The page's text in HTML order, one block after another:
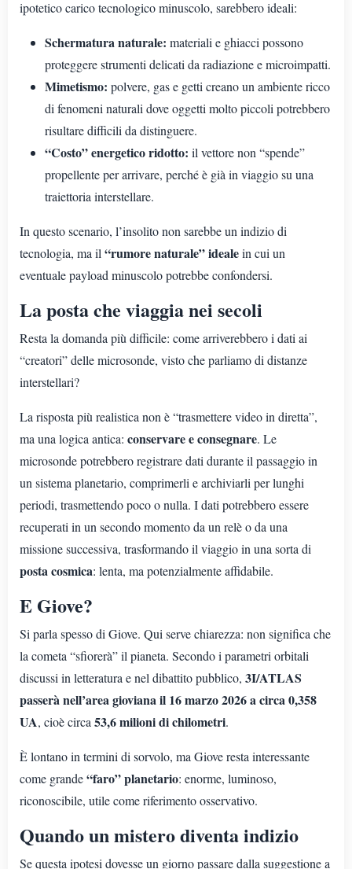
ipotetico carico tecnologico minuscolo, sarebbero ideali:
Schermatura naturale: materiali e ghiacci possono
proteggere strumenti delicati da radiazione e microimpatti.
Mimetismo: polvere, gas e getti creano un ambiente ricco
di fenomeni naturali dove oggetti molto piccoli potrebbero
risultare difficili da distinguere.
“Costo” energetico ridotto: il vettore non “spende”
propellente per arrivare, perché è già in viaggio su una
traiettoria interstellare.
In questo scenario, l’insolito non sarebbe un indizio di
tecnologia, ma il “rumore naturale” idealein cui un
eventuale payload minuscolo potrebbe confondersi.
La posta che viaggia nei secoli
Resta la domanda più difficile: come arriverebbero i dati ai
“creatori” delle microsonde, visto che parliamo di distanze
interstellari?
La risposta più realistica non è “trasmettere video in diretta”,
ma una logica antica: conservare e consegnare. Le
microsonde potrebbero registrare dati durante il passaggio in
un sistema planetario, comprimerli e archiviarli per lunghi
periodi, trasmettendo poco o nulla. I dati potrebbero essere
recuperati in un secondo momento da un relè o da una
missione successiva, trasformando il viaggio in una sorta di
posta cosmica: lenta, ma potenzialmente affidabile.
E Giove?
Si parla spesso di Giove. Qui serve chiarezza: non significa che
la cometa “sfiorerà” il pianeta. Secondo i parametri orbitali
discussi in letteratura e nel dibattito pubblico, 3I/ATLAS
passerà nell’area gioviana il 16 marzo 2026 a circa 0,358
UA, cioè circa 53,6 milioni di chilometri.
È lontano in termini di sorvolo, ma Giove resta interessante
come grande“faro” planetario: enorme, luminoso,
riconoscibile, utile come riferimento osservativo.
Quando un mistero diventa indizio
Se questa ipotesi dovesse un giorno passare dalla suggestione a